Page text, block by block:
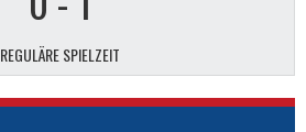
REGULÄRE SPIELZEIT